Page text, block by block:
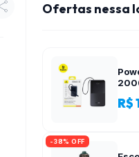
Ofertas nessa
R$
-38% OFF